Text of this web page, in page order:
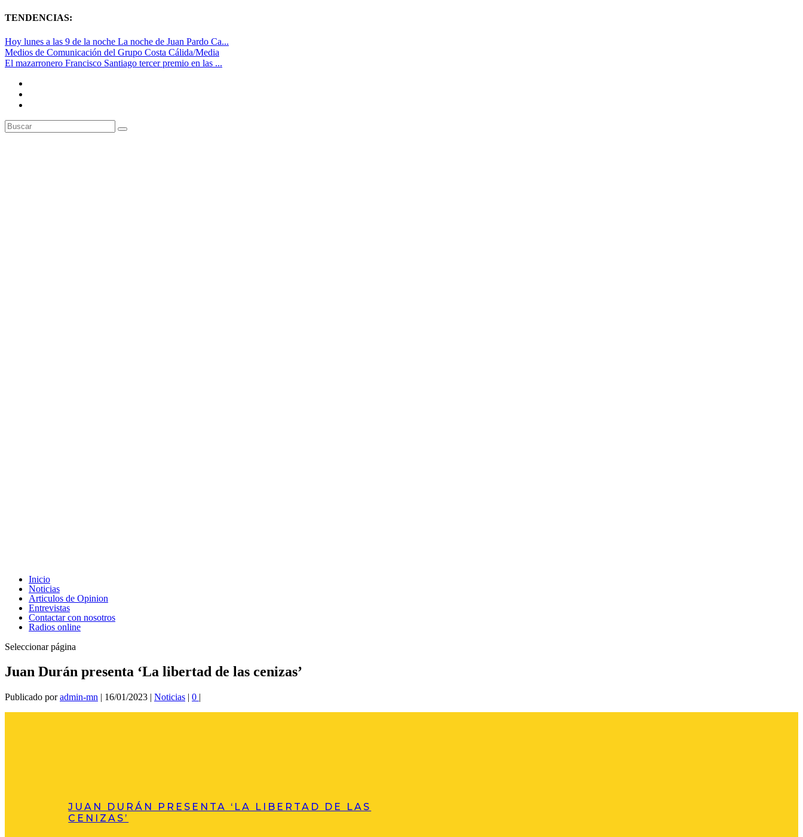
TENDENCIAS:
Hoy lunes a las 9 de la noche La noche de Juan Pardo Ca...
Medios de Comunicación del Grupo Costa Cálida/Media
El mazarronero Francisco Santiago tercer premio en las ...
Inicio
Noticias
Articulos de Opinion
Entrevistas
Contactar con nosotros
Radios online
Seleccionar página
Juan Durán presenta ‘La libertad de las cenizas’
Publicado poradmin-mn | 16/01/2023 | Noticias | 0 |
JUAN DURÁN PRESENTA ‘LA LIBERTAD DE LAS
CENIZAS’